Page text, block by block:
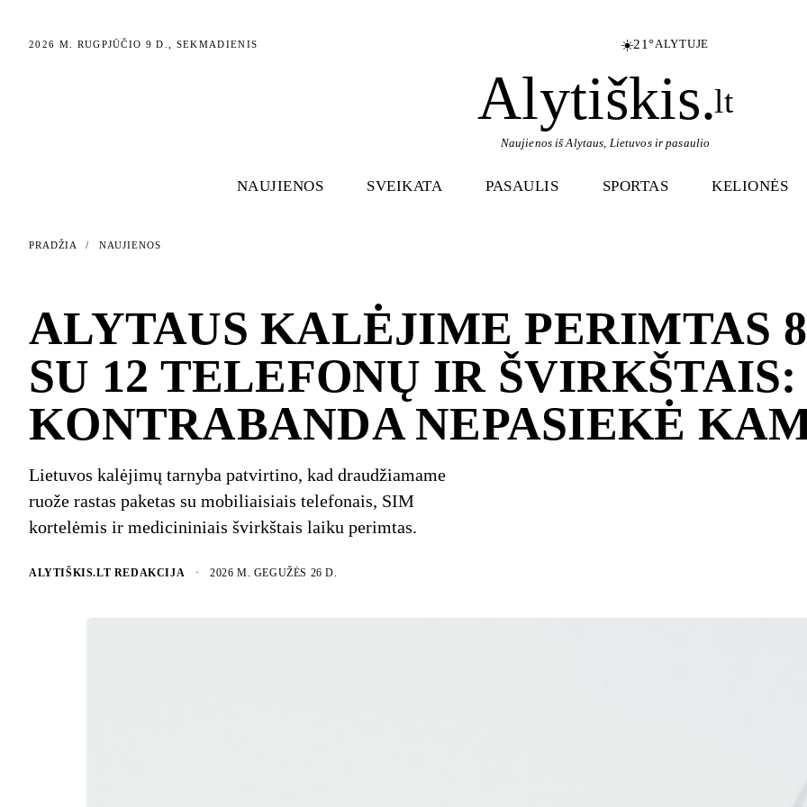
2026 M. RUGPJŪČIO 9 D., SEKMADIENIS ☀️21°ALYTUJE
Alytiškis.lt
Naujienos iš Alytaus, Lietuvos ir pasaulio
NAUJIENOS SVEIKATA PASAULIS SPORTAS KELIONĖS
PRADŽIA / NAUJIENOS
ALYTAUS KALĖJIME PERIMTAS
SU 12 TELEFONŲ IR ŠVIRKŠTAIS:
KONTRABANDA NEPASIEKĖ
Lietuvos kalėjimų tarnyba patvirtino, kad draudžiamame
ruože rastas paketas su mobiliaisiais telefonais, SIM
kortelėmis ir medicininiais švirkštais laiku perimtas.
ALYTIŠKIS.LT REDAKCIJA · 2026 M. GEGUŽĖS 26 D.